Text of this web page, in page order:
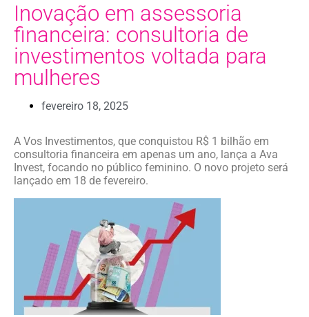
Inovação em assessoria
financeira: consultoria de
investimentos voltada para
mulheres
fevereiro 18, 2025
A Vos Investimentos, que conquistou R$ 1 bilhão em
consultoria financeira em apenas um ano, lança a Ava
Invest, focando no público feminino. O novo projeto será
lançado em 18 de fevereiro.